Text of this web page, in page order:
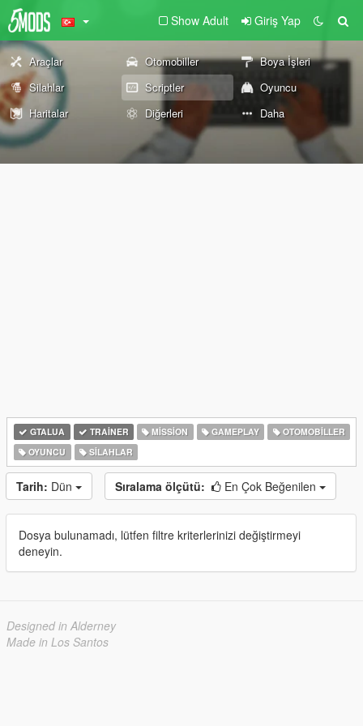
Show Adult Giriş Yap
Araçlar Otomobiller
Boya İşleri
Silahlar
Scriptler
Oyuncu
Haritalar
Diğerleri Daha
GTALUA TRAINER MISSION GAMEPLAY
OTOMOBILLER
OYUNCU
SILAHLAR
Tarih: Dün Sıralama ölçütü: En Çok Beğenilen
Dosya bulunamadı, lütfen filtre kriterlerinizi değiştirmeyi
deneyin.
Designed in Alderney
Made in Los Santos